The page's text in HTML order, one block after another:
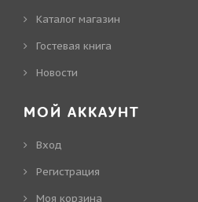
Каталог магазин
Гостевая книга
Новости
МОЙ АККАУНТ
Вход
Регистрация
Моя корзина